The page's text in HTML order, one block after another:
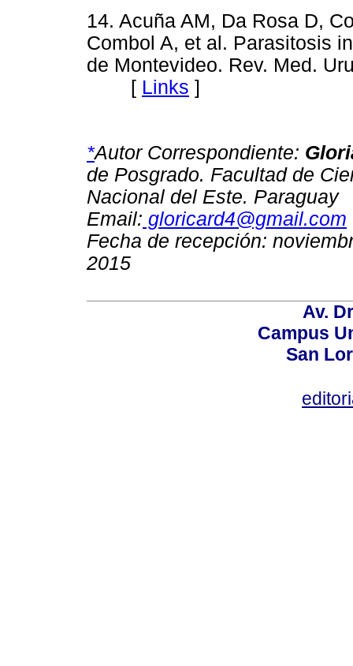
14. Acuña AM, Da Rosa D,
Combol A, et al. Parasitosis
de Montevideo. Rev. Med.
[ Links ]
*Autor Correspondiente:
de Posgrado. Facultad de
Nacional del Este. Paraguay
Email: gloricard4@gmail.com
Fecha de recepción:
2015
Av.
Campus
San